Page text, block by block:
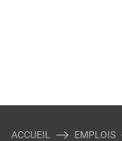
ACCUEIL
EMPLOIS